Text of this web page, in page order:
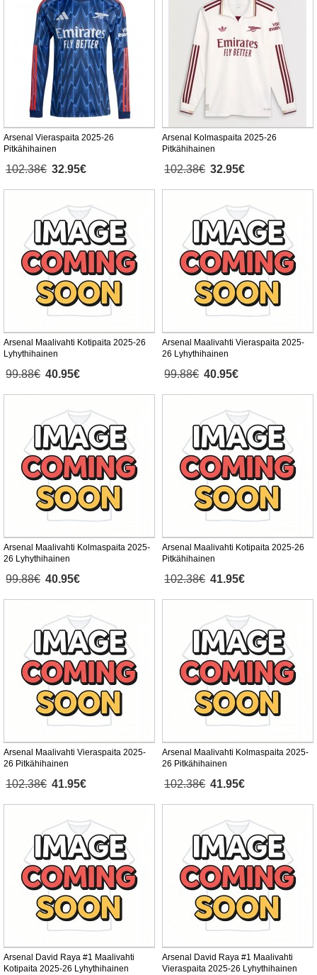
Arsenal Vieraspaita 2025-26
Pitkähihainen
102.38€ 32.95€
Arsenal Kolmaspaita 2025-26
Pitkähihainen
102.38€ 32.95€
Arsenal Maalivahti Kotipaita 2025-26
Lyhythihainen
99.88€ 40.95€
Arsenal Maalivahti Vieraspaita 2025-
26 Lyhythihainen
99.88€ 40.95€
Arsenal Maalivahti Kolmaspaita 2025-
26 Lyhythihainen
99.88€ 40.95€
Arsenal Maalivahti Kotipaita 2025-26
Pitkähihainen
102.38€ 41.95€
Arsenal Maalivahti Vieraspaita 2025-
26 Pitkähihainen
102.38€ 41.95€
Arsenal Maalivahti Kolmaspaita 2025-
26 Pitkähihainen
102.38€ 41.95€
Arsenal David Raya #1 Maalivahti
Kotipaita 2025-26 Lyhythihainen
Arsenal David Raya #1 Maalivahti
Vieraspaita 2025-26 Lyhythihainen